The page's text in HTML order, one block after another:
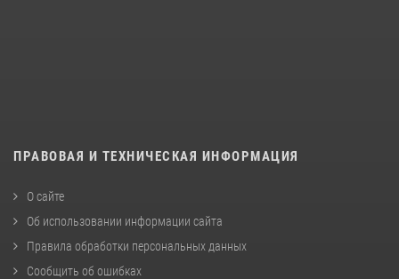
ПРАВОВАЯ И ТЕХНИЧЕСКАЯ ИНФОРМАЦИЯ
О сайте
Об использовании информации сайта
Правила обработки персональных данных
Сообщить об ошибках